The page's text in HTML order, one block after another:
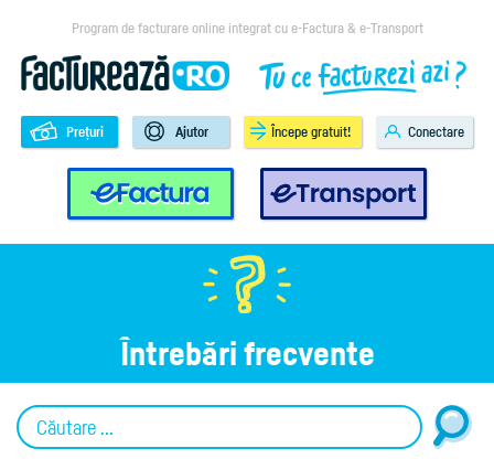
Program de facturare online integrat cu e-Factura & e-Transport
e-Factura e-Transport
Prețuri Ajutor Începe gratuit! Conectare
Întrebări frecvente